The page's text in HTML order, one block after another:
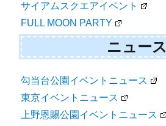
サイアムスクエアイベント
FULL MOON PARTY
ニュース
勾当台公園イベントニュース
東京イベントニュース
上野恩賜公園イベントニュース